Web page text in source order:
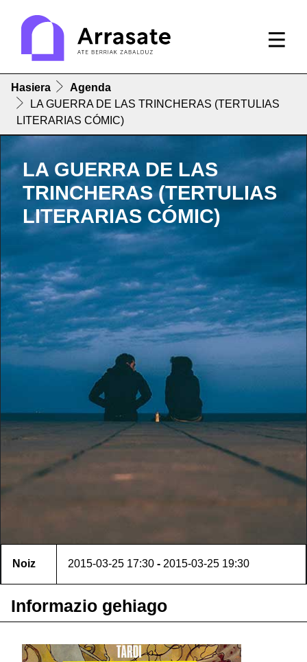
Hasiera
Agenda
LA GUERRA DE LAS TRINCHERAS (TERTULIAS
LITERARIAS CÓMIC)
LA GUERRA DE LAS
TRINCHERAS (TERTULIAS
LITERARIAS CÓMIC)
Noiz 2015-03-25 17:30 - 2015-03-25 19:30
Informazio gehiago